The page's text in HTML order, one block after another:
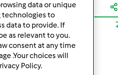
data or unique
technologies to
data to provide. If
as relevant to you.
consent at any time
.Your choices will
Policy.